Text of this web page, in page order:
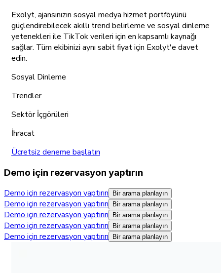
Exolyt, ajansınızın sosyal medya hizmet portföyünü
güçlendirebilecek akıllı trend belirleme ve sosyal dinleme
yetenekleri ile TikTok verileri için en kapsamlı kaynağı
sağlar. Tüm ekibinizi aynı sabit fiyat için Exolyt'e davet
edin.
Sosyal Dinleme
Trendler
Sektör İçgörüleri
İhracat
Ücretsiz deneme başlatın
Demo için rezervasyon yaptırın
Demo için rezervasyon yaptırın Bir arama planlayın
Demo için rezervasyon yaptırın Bir arama planlayın
Demo için rezervasyon yaptırın Bir arama planlayın
Demo için rezervasyon yaptırın Bir arama planlayın
Demo için rezervasyon yaptırın Bir arama planlayın